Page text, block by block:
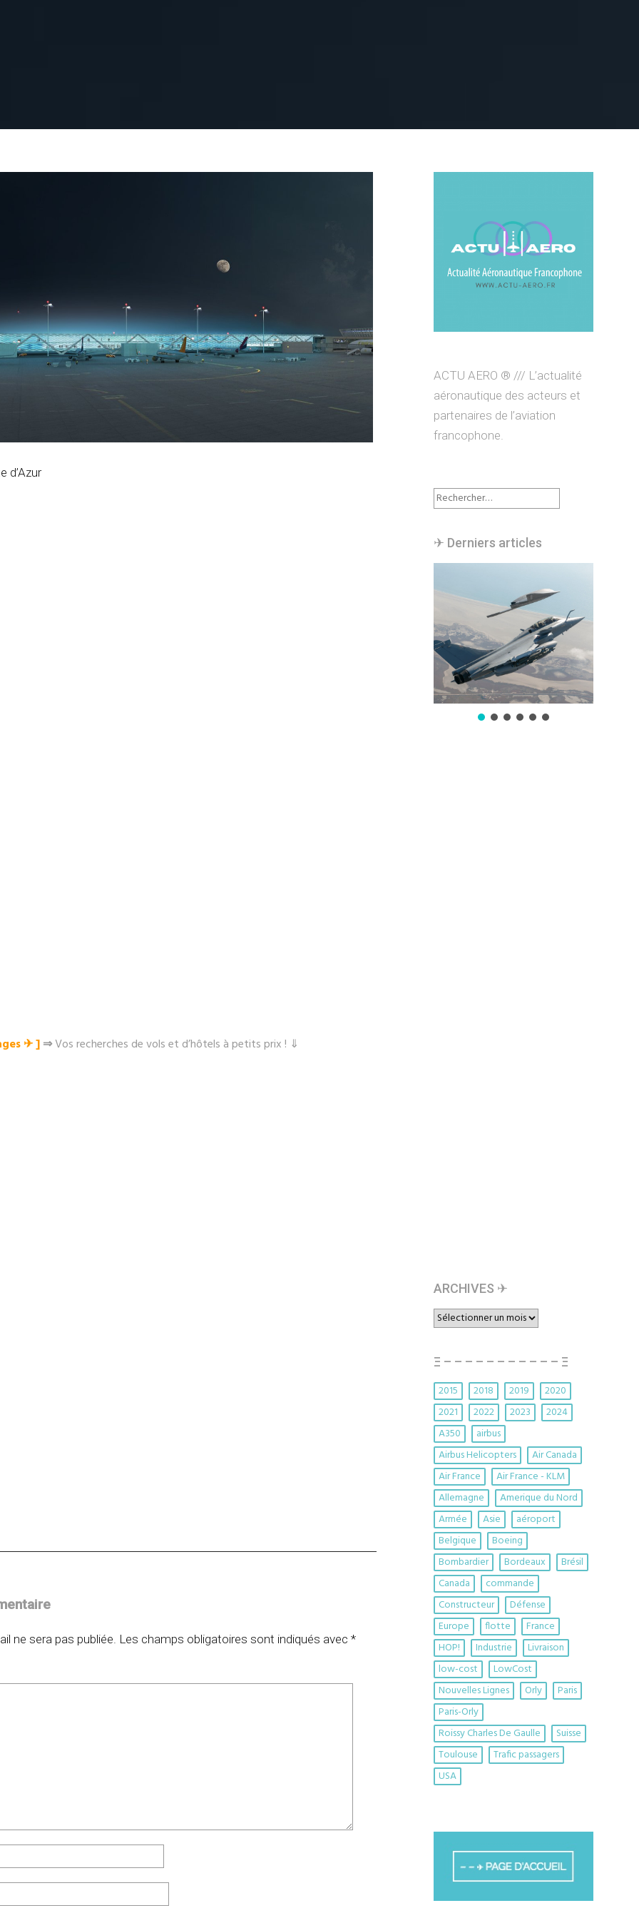
d’Azur
✈︎ ]⇒Vos recherches de vols et d’hôtels à petits prix ! ⇓
ne sera pas publiée. Les champs obligatoires sont indiqués avec *
ACTU AERO ® /// L’actualité
aéronautique des acteurs et
partenaires de l’aviation
francophone.
Rechercher :
✈︎ Derniers articles
ARCHIVES ✈︎
ARCHIVES
✈︎
Ξ – – – – – – – – – – – Ξ
2015 2018 2019
2020
2021
2022 2023
2024
A350
airbus
Airbus Helicopters
Air Canada
Air France
Air France - KLM
Allemagne
Amerique du Nord
Armée
Asie
aéroport
Belgique
Boeing
Bombardier
Bordeaux
Brésil
Canada
commande
Constructeur
Défense
Europe
flotte
France
HOP!
Industrie
Livraison
low-cost
LowCost
Nouvelles Lignes
Orly
Paris
Paris-Orly
Roissy Charles De Gaulle
Suisse
Toulouse
Trafic passagers
USA